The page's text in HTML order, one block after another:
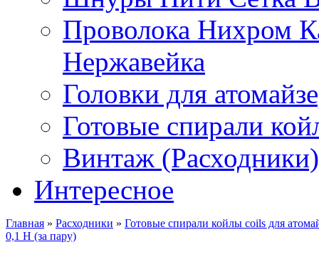
Проволока Нихром
Нержавейка
Головки для
Готовые спирали
Винтаж (Расходники)
Интересное
Главная » Расходники » Готовые спирали койлы coils для
0,1 H (за пару)